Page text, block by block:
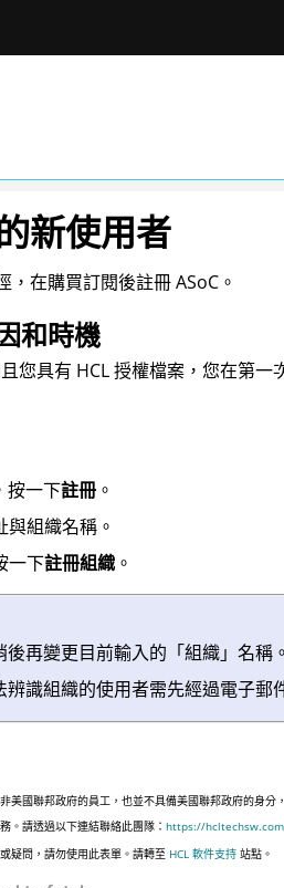
新使用者
，在購買訂閱後註冊ASoC。
和時機
您具有 HCL 授權檔案，您在第一
按一下註冊。
組織名稱。
一下註冊組織。
後再變更目前輸入的「組織」名稱。
辨識組織的使用者需先經過電子郵
美國聯邦政府的員工，也並不具備美國聯邦政府的身
。請透過以下連結聯絡此團隊：https://
疑問，請勿使用此表單。請轉至 HCL 軟件支持 站點。